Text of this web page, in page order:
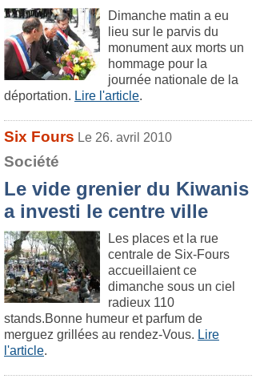
Dimanche matin a eu
lieu sur le parvis du
monument aux morts un
hommage pour la
journée nationale de la
déportation. Lire l'article.
Six Fours Le 26. avril 2010
Société
Le vide grenier du Kiwanis
a investi le centre ville
Les places et la rue
centrale de Six-Fours
accueillaient ce
dimanche sous un ciel
radieux 110
stands.Bonne humeur et parfum de
merguez grillées au rendez-Vous. Lire
l'article.